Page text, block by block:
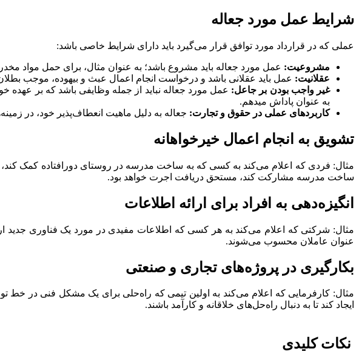
شرایط عمل مورد جعاله
عملی که در قرارداد مورد توافق قرار می‌گیرد باید دارای شرایط خاصی باشد:
مشروعیت: عمل مورد جعاله باید مشروع باشد؛ به عنوان مثال، برای حمل مواد
عقلانیت: عمل باید عقلانی باشد و درخواست انجام اعمال عبث و بیهوده، موجب
غیر واجب بودن بر جاعل: عمل مورد جعاله نباید از جمله وظایفی باشد که بر عهده
به عنوان پاداش میدهم.
کاربردهای عملی در حقوق و تجارت: جعاله به دلیل ماهیت انعطاف‌پذیر خود، در
تشویق به انجام اعمال خیرخواهانه
مثال: فردی که اعلام می‌کند به کسی که به ساخت مدرسه در روستای دورافتاده کمک
ساخت مدرسه مشارکت کند، مستحق دریافت اجرت خواهد بود.
انگیزه‌دهی به افراد برای ارائه اطلاعات
مثال: شرکتی که اعلام می‌کند به هر کسی که اطلاعات مفیدی در مورد یک فناوری جدید
عنوان عاملان محسوب می‌شوند.
بکارگیری در پروژه‌های تجاری و صنعتی
مثال: کارفرمایی که اعلام می‌کند به اولین تیمی که راه‌حلی برای یک مشکل فنی در خط
ایجاد کند تا به دنبال راه‌حل‌های خلاقانه و کارآمد باشند.
نکات کلیدی